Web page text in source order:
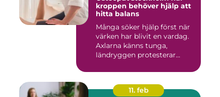
kroppen behöver hjälp att
hitta balans
Många söker hjälp först när
värken har blivit en vardag.
Axlarna känns tunga,
ländryggen protesterar...
11. feb